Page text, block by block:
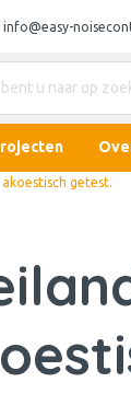
info@easy-
getest.